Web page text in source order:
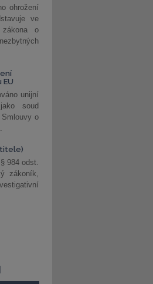
ohrožení
ve
o
unijní
soud
o
984 odst.
zákoník,